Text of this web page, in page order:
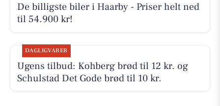
De billigste biler i Haarby - Priser helt ned
til 54.900 kr!
DAGLIGVARER
Ugens tilbud: Kohberg brød til 12 kr. og
Schulstad Det Gode brød til 10 kr.